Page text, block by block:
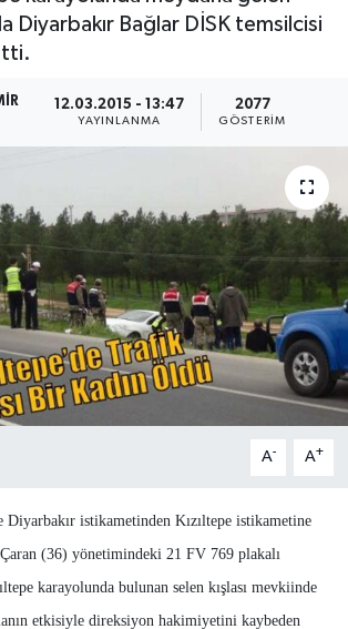
Diyarbakır Bağlar DİSK temsilcisi
12.03.2015 - 13:47
YAYINLANMA
2077
GÖSTERIM
A- A+
istikametinden Kızıltepe istikametine
(36) yönetimindeki 21 FV 769 plakalı
karayolunda bulunan selen kışlası mevkiinde
etkisiyle direksiyon hakimiyetini kaybeden
Durumu ve Fikstür